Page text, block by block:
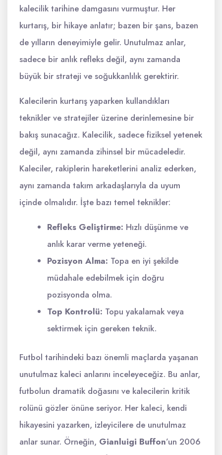
kalecilik tarihine damgasını vurmuştur. Her
kurtarış, bir hikaye anlatır; bazen bir şans, bazen
de yılların deneyimiyle gelir. Unutulmaz anlar,
sadece bir anlık refleks değil, aynı zamanda
büyük bir strateji ve soğukkanlılık gerektirir.
Kalecilerin kurtarış yaparken kullandıkları
teknikler ve stratejiler üzerine derinlemesine bir
bakış sunacağız. Kalecilik, sadece fiziksel yetenek
değil, aynı zamanda zihinsel bir mücadeledir.
Kaleciler, rakiplerin hareketlerini analiz ederken,
aynı zamanda takım arkadaşlarıyla da uyum
içinde olmalıdır. İşte bazı temel teknikler:
Refleks Geliştirme: Hızlı düşünme ve
anlık karar verme yeteneği.
Pozisyon Alma: Topa en iyi şekilde
müdahale edebilmek için doğru
pozisyonda olma.
Top Kontrolü: Topu yakalamak veya
sektirmek için gereken teknik.
Futbol tarihindeki bazı önemli maçlarda yaşanan
unutulmaz kaleci anlarını inceleyeceğiz. Bu anlar,
futbolun dramatik doğasını ve kalecilerin kritik
rolünü gözler önüne seriyor. Her kaleci, kendi
hikayesini yazarken, izleyicilere de unutulmaz
anlar sunar. Örneğin, Gianluigi Buffon’un 2006